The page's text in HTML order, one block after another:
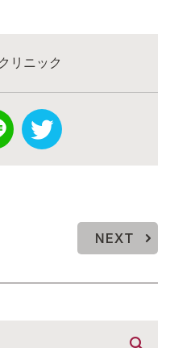
リニック
NEXT